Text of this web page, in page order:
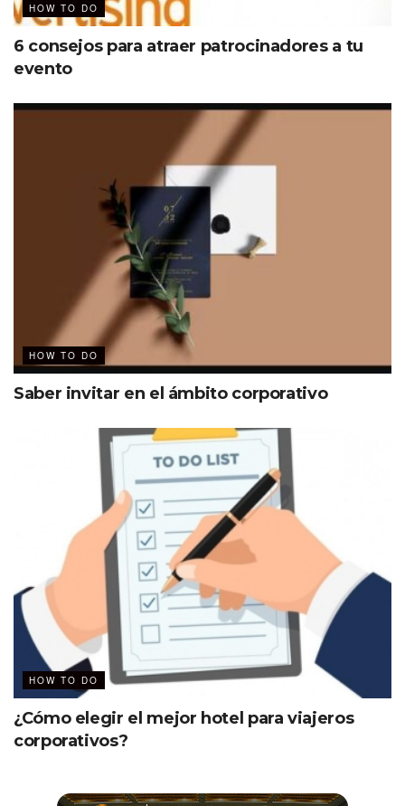
HOW TO DO
6 consejos para atraer patrocinadores a tu
evento
HOW TO DO
Saber invitar en el ámbito corporativo
HOW TO DO
¿Cómo elegir el mejor hotel para viajeros
corporativos?